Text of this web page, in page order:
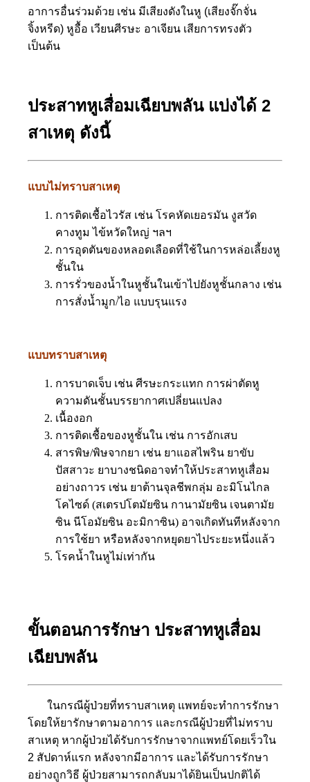
อาการอื่นร่วมด้วย เช่น มีเสียงดังในหู (เสียงจั๊กจั่น
จิ้งหรีด) หูอื้อ เวียนศีรษะ อาเจียน เสียการทรงตัว
เป็นต้น
ประสาทหูเสื่อมเฉียบพลัน แบ่งได้ 2
สาเหตุ ดังนี้
แบบไม่ทราบสาเหตุ
การติดเชื้อไวรัส เช่น โรคหัดเยอรมัน งูสวัด
คางทูม ไข้หวัดใหญ่ ฯลฯ
การอุดตันของหลอดเลือดที่ใช้ในการหล่อเลี้ยงหู
ชั้นใน
การรั่วของน้ำในหูชั้นในเข้าไปยังหูชั้นกลาง เช่น
การสั่งน้ำมูก/ไอ แบบรุนแรง
แบบทราบสาเหตุ
การบาดเจ็บ เช่น ศีรษะกระแทก การผ่าตัดหู
ความดันชั้นบรรยากาศเปลี่ยนแปลง
เนื้องอก
การติดเชื้อของหูชั้นใน เช่น การอักเสบ
สารพิษ/พิษจากยา เช่น ยาแอสไพริน ยาขับ
ปัสสาวะ ยาบางชนิดอาจทำให้ประสาทหูเสื่อม
อย่างถาวร เช่น ยาต้านจุลชีพกลุ่ม อะมิโนไกล
โคไซด์ (สเตรปโตมัยซิน กานามัยซิน เจนตามัย
ซิน นีโอมัยซิน อะมิกาซิน) อาจเกิดทันทีหลังจาก
การใช้ยา หรือหลังจากหยุดยาไประยะหนึ่งแล้ว
โรคน้ำในหูไม่เท่ากัน
ขั้นตอนการรักษา ประสาทหูเสื่อม
เฉียบพลัน
ในกรณีผู้ป่วยที่ทราบสาเหตุ แพทย์จะทำการรักษา
โดยให้ยารักษาตามอาการ และกรณีผู้ป่วยที่ไม่ทราบ
สาเหตุ หากผู้ป่วยได้รับการรักษาจากแพทย์โดยเร็วใน
2 สัปดาห์แรก หลังจากมีอาการ และได้รับการรักษา
อย่างถูกวิธี ผู้ป่วยสามารถกลับมาได้ยินเป็นปกติได้